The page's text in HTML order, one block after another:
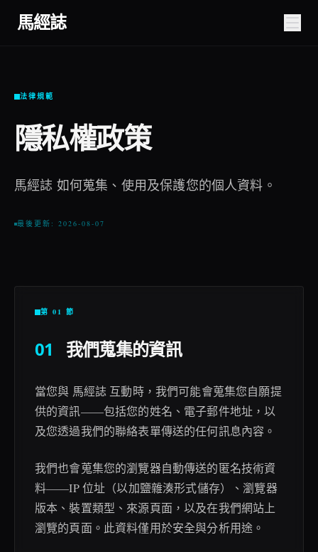
馬經誌
法律規範
隱私權政策
馬經誌 如何蒐集、使用及保護您的個人資料。
最後更新: 2026-08-07
第 01 節
01 我們蒐集的資訊
當您與 馬經誌 互動時，我們可能會蒐集您自願提
供的資訊——包括您的姓名、電子郵件地址，以
及您透過我們的聯絡表單傳送的任何訊息內容。
我們也會蒐集您的瀏覽器自動傳送的匿名技術資
料——IP 位址（以加鹽雜湊形式儲存）、瀏覽器
版本、裝置類型、來源頁面，以及在我們網站上
瀏覽的頁面。此資料僅用於安全與分析用途。